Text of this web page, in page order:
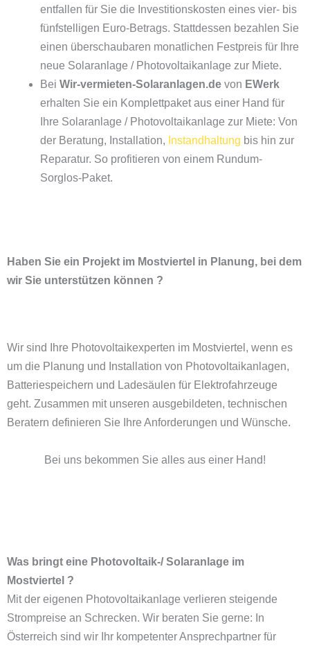
entfallen für Sie die Investitionskosten eines vier- bis
fünfstelligen Euro-Betrags. Stattdessen bezahlen Sie
einen überschaubaren monatlichen Festpreis für Ihre
neue Solaranlage / Photovoltaikanlage zur Miete.
Bei Wir-vermieten-Solaranlagen.de von EWerk
erhalten Sie ein Komplettpaket aus einer Hand für
Ihre Solaranlage / Photovoltaikanlage zur Miete: Von
der Beratung, Installation, Instandhaltung bis hin zur
Reparatur. So profitieren von einem Rundum-
Sorglos-Paket.
Haben Sie ein Projekt im Mostviertel in Planung, bei dem
wir Sie unterstützen können ?
Wir sind Ihre Photovoltaikexperten im Mostviertel, wenn es
um die Planung und Installation von Photovoltaikanlagen,
Batteriespeichern und Ladesäulen für Elektrofahrzeuge
geht. Zusammen mit unseren ausgebildeten, technischen
Beratern definieren Sie Ihre Anforderungen und Wünsche.
Bei uns bekommen Sie alles aus einer Hand!
Was bringt eine Photovoltaik-/ Solaranlage im
Mostviertel ?
Mit der eigenen Photovoltaikanlage verlieren steigende
Strompreise an Schrecken. Wir beraten Sie gerne: In
Österreich sind wir Ihr kompetenter Ansprechpartner für